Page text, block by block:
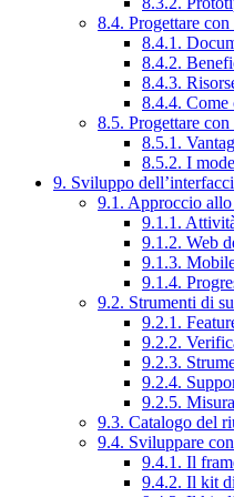
8.4. Progettare
8.4.1.
8.4.2.
8.4.3.
8.4.4. Come
8.5. Progettare
8.5.1.
8.5.2. I
9. Sviluppo
9.1. Approccio
9.1.1.
9.1.2. Web
9.1.3.
9.1.4.
9.2. Strumenti di
9.2.1.
9.2.2.
9.2.3.
9.2.4.
9.2.5.
9.3. Catalogo del
9.4. Sviluppare
9.4.1. Il
9.4.2. Il kit